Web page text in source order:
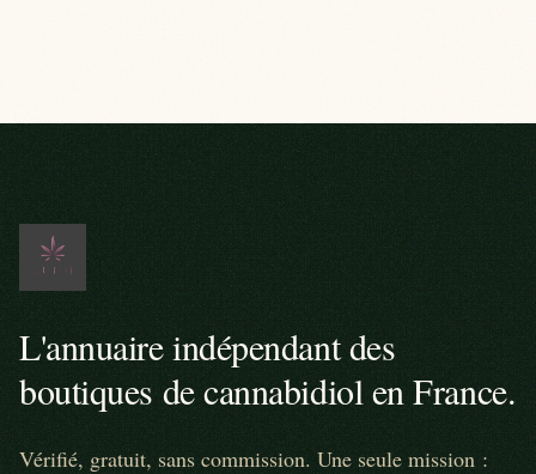
L'annuaire indépendant des
boutiques de cannabidiol en France.
Vérifié, gratuit, sans commission. Une seule mission :